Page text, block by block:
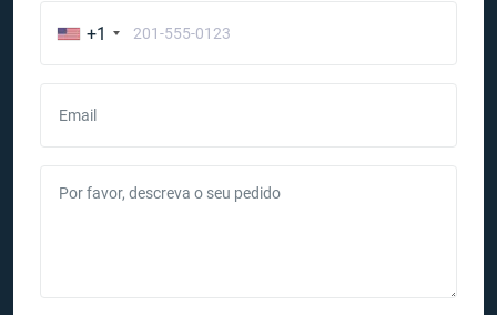
+1
Email
Por favor, descreva o seu pedido